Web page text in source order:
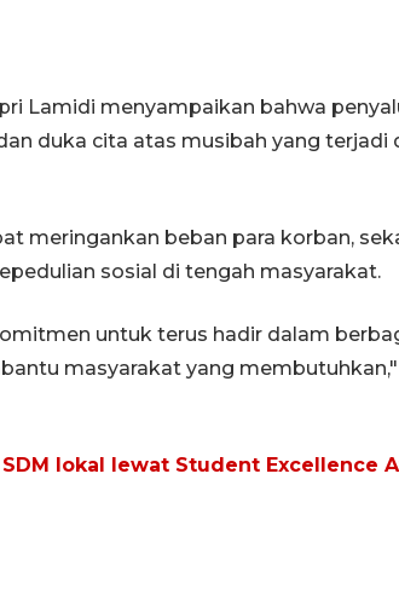
Lamidi menyampaikan bahwa
duka cita atas musibah yang terjadi
meringankan beban para korban,
sosial di tengah masyarakat.
untuk terus hadir dalam
masyarakat yang
lokal lewat Student Excellence
gunakan mobil
08 February 2024 15:30 WIB, 2024